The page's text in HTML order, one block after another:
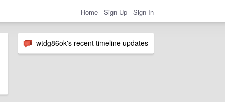
Home Sign Up Sign In
wtdg86ok's recent timeline updates